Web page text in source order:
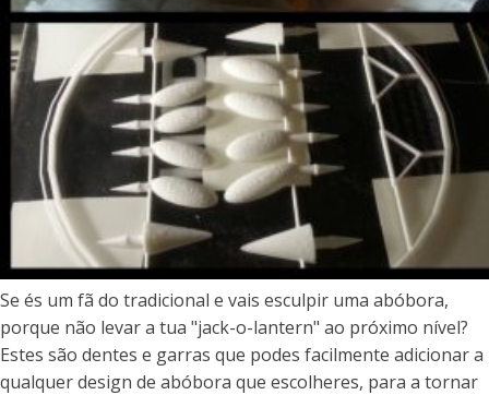
Se és um fã do tradicional e vais esculpir uma abóbora,
porque não levar a tua "jack-o-lantern" ao próximo nível?
Estes são dentes e garras que podes facilmente adicionar a
qualquer design de abóbora que escolheres, para a tornar